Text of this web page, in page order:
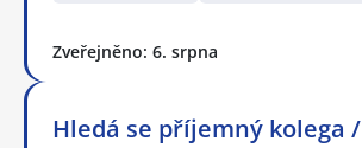
Zveřejněno: 6. srpna
Hledá se příjemný kolega /